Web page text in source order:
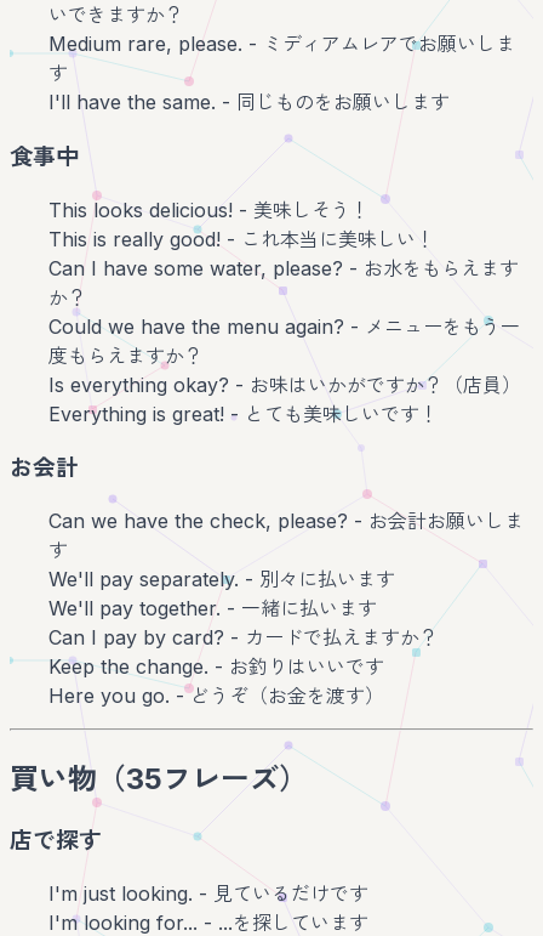
いできますか？
Medium rare, please. - ミディアムレアでお願いしま
す
I'll have the same. - 同じものをお願いします
食事中
This looks delicious! - 美味しそう！
This is really good! - これ本当に美味しい！
Can I have some water, please? - お水をもらえます
か？
Could we have the menu again? - メニューをもう一
度もらえますか？
Is everything okay? - お味はいかがですか？（店員）
Everything is great! - とても美味しいです！
お会計
Can we have the check, please? - お会計お願いしま
す
We'll pay separately. - 別々に払います
We'll pay together. - 一緒に払います
Can I pay by card? - カードで払えますか？
Keep the change. - お釣りはいいです
Here you go. - どうぞ（お金を渡す）
買い物（35フレーズ）
店で探す
I'm just looking. - 見ているだけです
I'm looking for... - ...を探しています